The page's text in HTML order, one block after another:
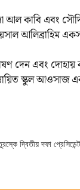
আল কাবি এবং
আলিব্রাহিম
দেন এবং
স্কুল আওসাজ
দ্বিতীয় দফা